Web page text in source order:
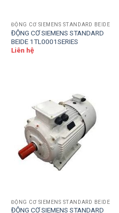
ĐỘNG CƠ SIEMENS STANDARD BEIDE
ĐỘNG CƠ SIEMENS STANDARD
BEIDE 1TL0001SERIES
Liên hệ
ĐỘNG CƠ SIEMENS STANDARD BEIDE
ĐỘNG CƠ SIEMENS STANDARD